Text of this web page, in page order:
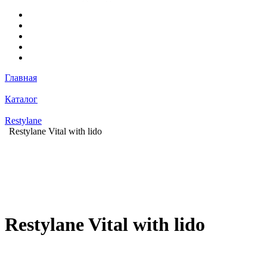
Главная
Каталог
Restylane
Restylane Vital with lido
Restylane Vital with lido